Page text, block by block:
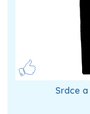
Srdce